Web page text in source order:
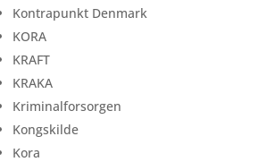
Kontrapunkt Denmark
KORA
KRAFT
KRAKA
Kriminalforsorgen
Kongskilde
Kora